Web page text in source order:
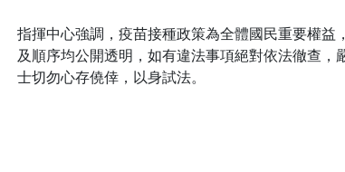
指揮中心強調，疫苗接種政策為全體國民重要權益
及順序均公開透明，如有違法事項絕對依法徹查，
士切勿心存僥倖，以身試法。